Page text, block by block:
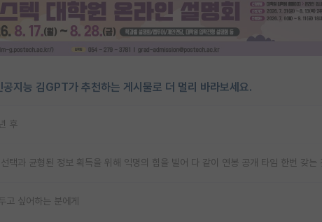
지능 김GPT가 추천하는 게시물로 더 멀리 바라보세요.
후
택과 균형된 정보 획득을 위해 익명의 힘을 빌어 다 같이 연봉 공개 타임 한번 갖는
고 싶어하는 분에게